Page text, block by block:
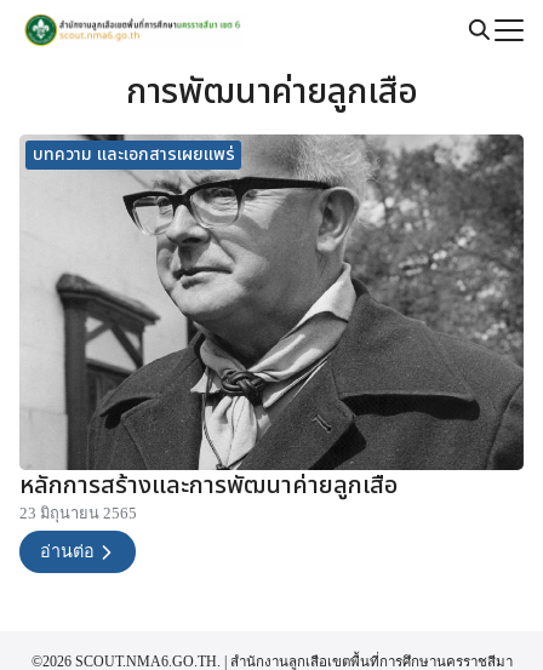
Skip
การพัฒนาค่ายลูกเสือ
บทความ และเอกสารเผยแพร่
หลักการสร้างและการพัฒนาค่ายลูกเสือ
23 มิถุนายน 2565
อ่านต่อ
©2026 SCOUT.NMA6.GO.TH. | สำนักงานลูกเสือเขตพื้นที่การศึกษานครราชสีมา